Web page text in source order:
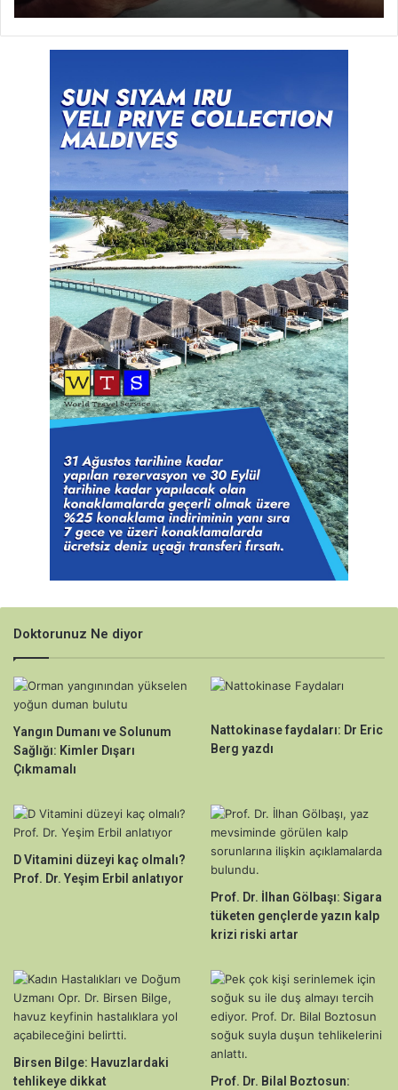
Doktorunuz Ne diyor
Yangın Dumanı ve Solunum
Sağlığı: Kimler Dışarı
Çıkmamalı
Nattokinase faydaları: Dr Eric
Berg yazdı
D Vitamini düzeyi kaç olmalı?
Prof. Dr. Yeşim Erbil anlatıyor
Prof. Dr. İlhan Gölbaşı: Sigara
tüketen gençlerde yazın kalp
krizi riski artar
Birsen Bilge: Havuzlardaki
tehlikeye dikkat
Prof. Dr. Bilal Boztosun: